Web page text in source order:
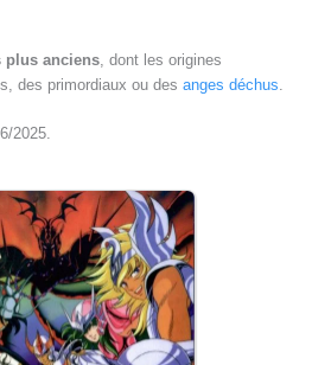
plus anciens , dont les origines
des primordiaux ou des anges déchus
2025.